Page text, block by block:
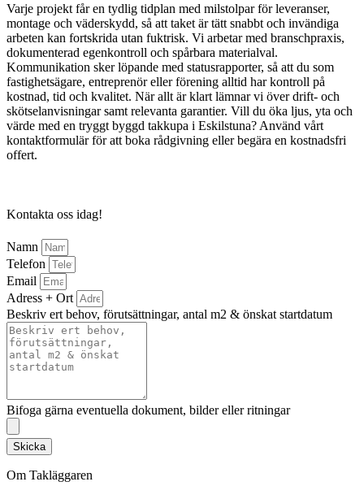
Varje projekt får en tydlig tidplan med milstolpar för leveranser,
montage och väderskydd, så att taket är tätt snabbt och invändiga
arbeten kan fortskrida utan fuktrisk. Vi arbetar med branschpraxis,
dokumenterad egenkontroll och spårbara materialval.
Kommunikation sker löpande med statusrapporter, så att du som
fastighetsägare, entreprenör eller förening alltid har kontroll på
kostnad, tid och kvalitet. När allt är klart lämnar vi över drift- och
skötselanvisningar samt relevanta garantier. Vill du öka ljus, yta och
värde med en tryggt byggd takkupa i Eskilstuna? Använd vårt
kontaktformulär för att boka rådgivning eller begära en kostnadsfri
offert.
Kontakta oss idag!
Namn
Telefon
Email
Adress + Ort
Beskriv ert behov, förutsättningar, antal m2 & önskat startdatum
Bifoga gärna eventuella dokument, bilder eller ritningar
Skicka
Om Takläggaren